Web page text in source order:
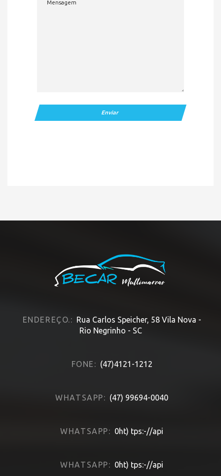
ENDEREÇO.: Rua Carlos Speicher, 58 Vila Nova -
Rio Negrinho - SC
FONE: (47)4121-1212
WHATSAPP: (47) 99694-0040
WHATSAPP: 0ht) tps:-//api
WHATSAPP: 0ht) tps:-//api